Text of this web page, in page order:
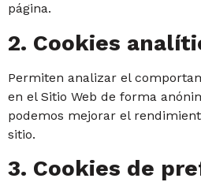
página.
2. Cookies
Permiten analizar el
en el Sitio Web de forma
podemos mejorar el
sitio.
3. Cookies de